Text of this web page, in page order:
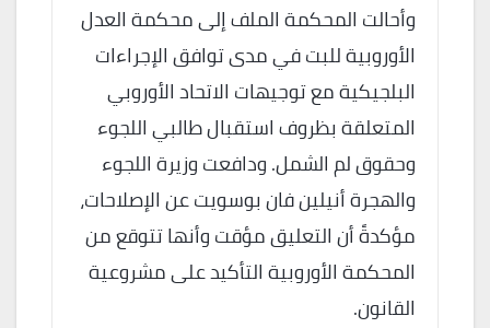
وأحالت المحكمة الملف إلى محكمة العدل
الأوروبية للبت في مدى توافق الإجراءات
البلجيكية مع توجيهات الاتحاد الأوروبي
المتعلقة بظروف استقبال طالبي اللجوء
وحقوق لم الشمل. ودافعت وزيرة اللجوء
والهجرة أنيلين فان بوسويت عن الإصلاحات،
مؤكدةً أن التعليق مؤقت وأنها تتوقع من
المحكمة الأوروبية التأكيد على مشروعية
القانون.